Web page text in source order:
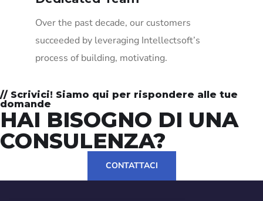
Over the past decade, our customers
succeeded by leveraging Intellectsoft’s
process of building, motivating.
// Scrivici! Siamo qui per rispondere alle tue
domande
HAI BISOGNO DI UNA
CONSULENZA?
CONTATTACI